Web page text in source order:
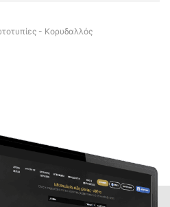
- Κορυδαλλός